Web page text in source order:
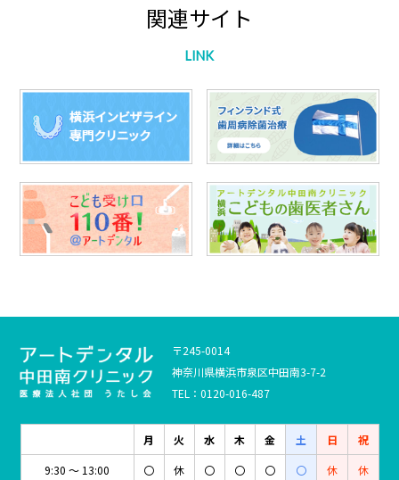
関連サイト
LINK
〒245-0014
神奈川県横浜市泉区中田南3-7-2
TEL：0120-016-487
月 火 水 木 金 土 日
祝
9:30 ～ 13:00
〇 休 〇 〇 〇 〇 休 休